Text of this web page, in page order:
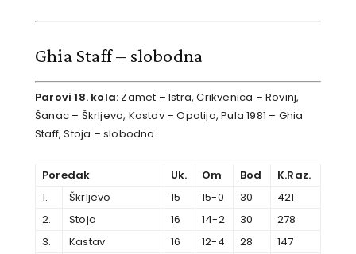
Ghia Staff – slobodna
Parovi 18. kola: Zamet – Istra, Crikvenica – Rovinj,
Šanac – Škrljevo, Kastav – Opatija, Pula 1981 – Ghia
Staff, Stoja – slobodna.
Poredak Uk. Om Bod
K.Raz.
1.
Škrljevo 15 15-0 30
421
2.
Stoja 16 14-2 30
278
3.
Kastav 16 12-4 28
147